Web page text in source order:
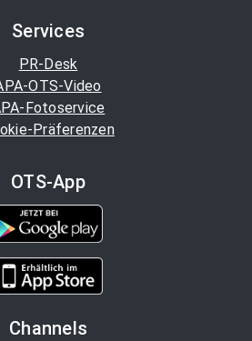
Services
PR-Desk
OTS-Video
Fotoservice
Präferenzen
OTS-App
Channels